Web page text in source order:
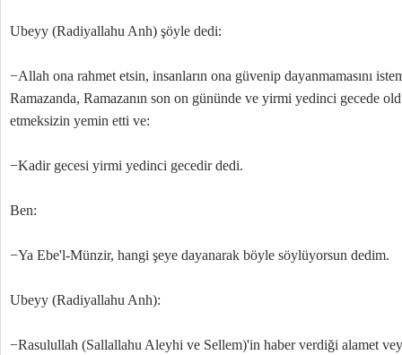
Ubeyy (Radiyallahu Anh) şöyle dedi:
−Allah ona rahmet etsin, insanların ona güvenip dayanmamasını
Ramazanda, Ramazanın son on gününde ve yirmi yedinci gecede
etmeksizin yemin etti ve:
−Kadir gecesi yirmi yedinci gecedir dedi.
Ben:
−Ya Ebe'l-Münzir, hangi şeye dayanarak böyle söylüyorsun dedim.
Ubeyy (Radiyallahu Anh):
−Rasulullah (Sallallahu Aleyhi ve Sellem)'in haber verdiği alamet